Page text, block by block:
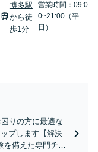
博多駅
から徒
歩1分
営業時間：09:0
0~21:00（平
日）
りの方に最適な
プします【解決
を備えた専門チー